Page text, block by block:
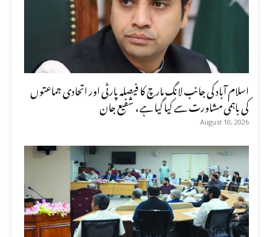
اسلام آباد کی جانب لانگ مارچ کا فیصلہ پارٹی اور اتحادی جماعتوں
کی باہمی مشاورت سے کیا گیا ہے، شفیع جان
August 10, 2026